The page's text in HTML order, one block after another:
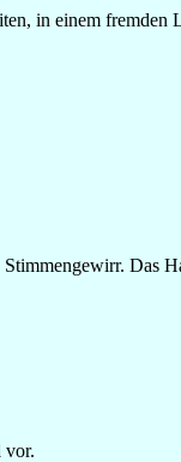
in einem fremden
Das
vor.